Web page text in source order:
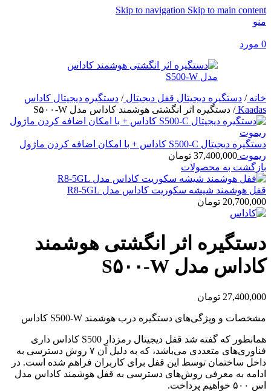
Skip to navigation Skip to main content
منو
0 مورد
خانه/ دستگیره دیجیتال قفل دیجیتال/ دستگیره دیجیتال کاداس
Kaadas
/ دستگیره اثر انگشتی هوشمند کاداس مدل S۵۰۰-W
دستگیره دیجیتال S500-C کاداس + با امکان اضافه کردن ماژول
ریموت 37,400,000 تومان
بازگشت به محصولات
قفل هوشمند شیشه سکوریت کاداس مدل R8-5GL
20,700,000 تومان
دستگیره اثر انگشتی هوشمند
کاداس مدل S۵۰۰-W
27,400,000 تومان
مشخصات و ویژگی‌های دستگیره درب هوشمند S500-W کاداس
همانطور که گفته شد قفل دیجیتال رمزدار S500 کاداس داری
فناوری‌های متعددی می‌باشد، که به دلیل آن ۷ روش دسترسی به
داخل ساختمان توسط این قفل برای کاربران فراهم شده است. در
ادامه به معرفی روش‌های دسترسی به قفل هوشمند کاداس مدل
اس ۵۰۰ خواهیم پرداخت.